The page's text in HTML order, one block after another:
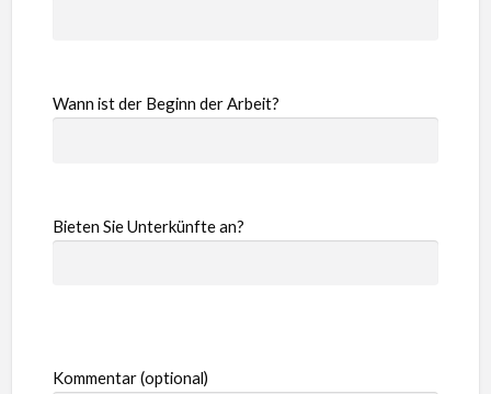
Wann ist der Beginn der Arbeit?
Bieten Sie Unterkünfte an?
Kommentar (optional)